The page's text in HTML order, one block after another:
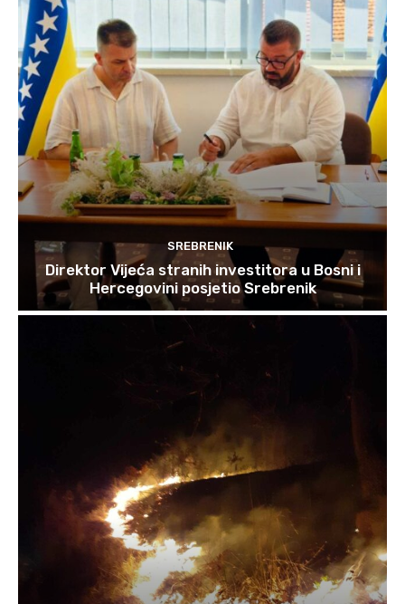
SREBRENIK
Direktor Vijeća stranih investitora u Bosni i
Hercegovini posjetio Srebrenik